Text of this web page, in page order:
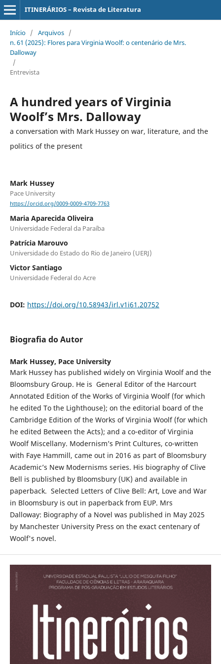
ITINERÁRIOS – Revista de Literatura
Início / Arquivos /
n. 61 (2025): Flores para Virginia Woolf: o centenário de Mrs.
Dalloway
/
Entrevista
A hundred years of Virginia
Woolf’s Mrs. Dalloway
a conversation with Mark Hussey on war, literature, and the
politics of the present
Mark Hussey
Pace University
https://orcid.org/0009-0009-4709-7763
Maria Aparecida Oliveira
Universidade Federal da Paraíba
Patrícia Marouvo
Universidade do Estado do Rio de Janeiro (UERJ)
Victor Santiago
Universidade Federal do Acre
DOI: https://doi.org/10.58943/irl.v1i61.20752
Biografia do Autor
Mark Hussey, Pace University
Mark Hussey has published widely on Virginia Woolf and the
Bloomsbury Group. He is General Editor of the Harcourt
Annotated Edition of the Works of Virginia Woolf (for which
he edited To the Lighthouse); on the editorial board of the
Cambridge Edition of the Works of Virginia Woolf (for which
he edited Between the Acts); and a co-editor of Virginia
Woolf Miscellany. Modernism’s Print Cultures, co-written
with Faye Hammill, came out in 2016 as part of Bloomsbury
Academic’s New Modernisms series. His biography of Clive
Bell is published by Bloomsbury (UK) and available in
paperback. Selected Letters of Clive Bell: Art, Love and War
in Bloomsbury is out in paperback from EUP. Mrs
Dalloway: Biography of a Novel was published in May 2025
by Manchester University Press on the exact centenary of
Woolf's novel.